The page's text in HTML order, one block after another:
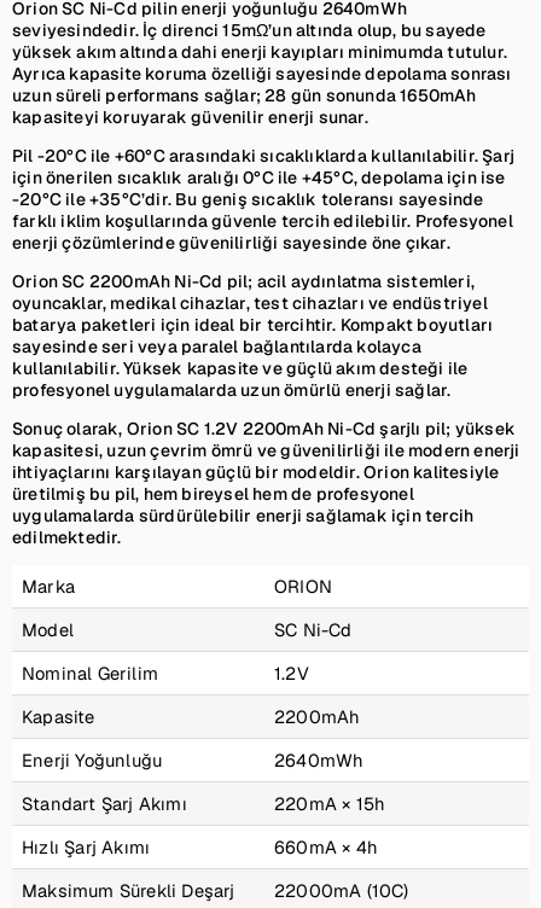
Orion SC Ni-Cd pilin enerji yoğunluğu 2640mWh
seviyesindedir. İç direnci 15mΩ’un altında olup, bu sayede
yüksek akım altında dahi enerji kayıpları minimumda tutulur.
Ayrıca kapasite koruma özelliği sayesinde depolama sonrası
uzun süreli performans sağlar; 28 gün sonunda 1650mAh
kapasiteyi koruyarak güvenilir enerji sunar.
Pil -20°C ile +60°C arasındaki sıcaklıklarda kullanılabilir. Şarj
için önerilen sıcaklık aralığı 0°C ile +45°C, depolama için ise
-20°C ile +35°C’dir. Bu geniş sıcaklık toleransı sayesinde
farklı iklim koşullarında güvenle tercih edilebilir. Profesyonel
enerji çözümlerinde güvenilirliği sayesinde öne çıkar.
Orion SC 2200mAh Ni-Cd pil; acil aydınlatma sistemleri,
oyuncaklar, medikal cihazlar, test cihazları ve endüstriyel
batarya paketleri için ideal bir tercihtir. Kompakt boyutları
sayesinde seri veya paralel bağlantılarda kolayca
kullanılabilir. Yüksek kapasite ve güçlü akım desteği ile
profesyonel uygulamalarda uzun ömürlü enerji sağlar.
Sonuç olarak, Orion SC 1.2V 2200mAh Ni-Cd şarjlı pil; yüksek
kapasitesi, uzun çevrim ömrü ve güvenilirliği ile modern enerji
ihtiyaçlarını karşılayan güçlü bir modeldir. Orion kalitesiyle
üretilmiş bu pil, hem bireysel hem de profesyonel
uygulamalarda sürdürülebilir enerji sağlamak için tercih
edilmektedir.
Marka
ORION
Model
SC Ni-Cd
Nominal Gerilim
1.2V
Kapasite
2200mAh
Enerji Yoğunluğu
2640mWh
Standart Şarj Akımı
220mA × 15h
Hızlı Şarj Akımı
660mA × 4h
Maksimum Sürekli Deşarj
22000mA (10C)